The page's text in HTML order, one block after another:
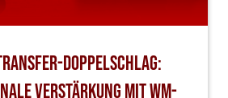
Doppelschlag:
Verstärkung mit WM-